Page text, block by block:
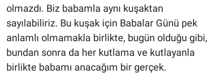
olmazdı. Biz babamla aynı kuşaktan
sayılabiliriz. Bu kuşak için Babalar Günü pek
anlamlı olmamakla birlikte, bugün olduğu gibi,
bundan sonra da her kutlama ve kutlayanla
birlikte babamı anacağım bir gerçek.